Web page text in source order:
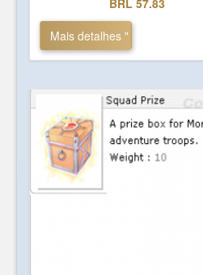
BRL 57.83
Mais detalhes "